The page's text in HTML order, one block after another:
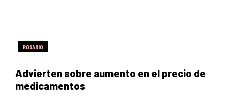
ROSARIO
Advierten sobre aumento en el precio de
medicamentos